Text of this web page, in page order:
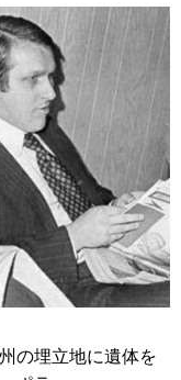
の埋立地に遺体を